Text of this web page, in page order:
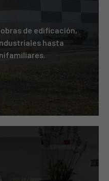
de edificación,
hasta